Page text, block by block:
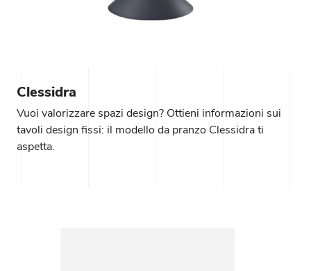
Clessidra
Vuoi valorizzare spazi design? Ottieni informazioni sui
tavoli design fissi: il modello da pranzo Clessidra ti
aspetta.